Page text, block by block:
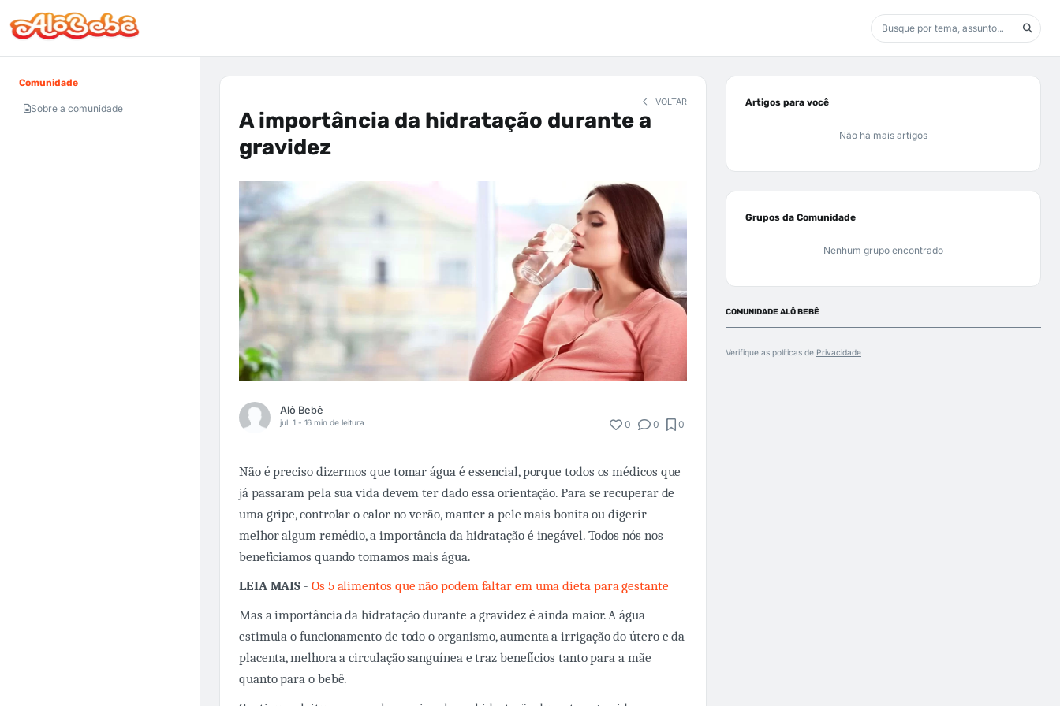
Comunidade
Sobre a comunidade
VOLTAR
A importância da hidratação durante a
gravidez
Alô Bebê
jul. 1 - 16 min de leitura 0 0 0
Não é preciso dizermos que tomar água é essencial, porque todos os médicos que
já passaram pela sua vida devem ter dado essa orientação. Para se recuperar de
uma gripe, controlar o calor no verão, manter a pele mais bonita ou digerir
melhor algum remédio, a importância da hidratação é inegável. Todos nós nos
beneficiamos quando tomamos mais água.
LEIA MAIS - Os 5 alimentos que não podem faltar em uma dieta para gestante
Mas a importância da hidratação durante a gravidez é ainda maior. A água
estimula o funcionamento de todo o organismo, aumenta a irrigação do útero e da
placenta, melhora a circulação sanguínea e traz benefícios tanto para a mãe
quanto para o bebê.
Artigos para você
Não há mais artigos
Grupos da Comunidade
Nenhum grupo encontrado
COMUNIDADE ALÔ BEBÊ
Verifique as políticas de Privacidade